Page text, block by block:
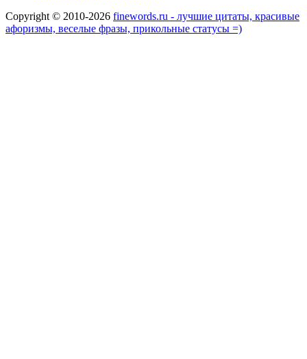
Copyright © 2010-2026 finewords.ru - лучшие цитаты, красивые
афоризмы, веселые фразы, прикольные статусы =)